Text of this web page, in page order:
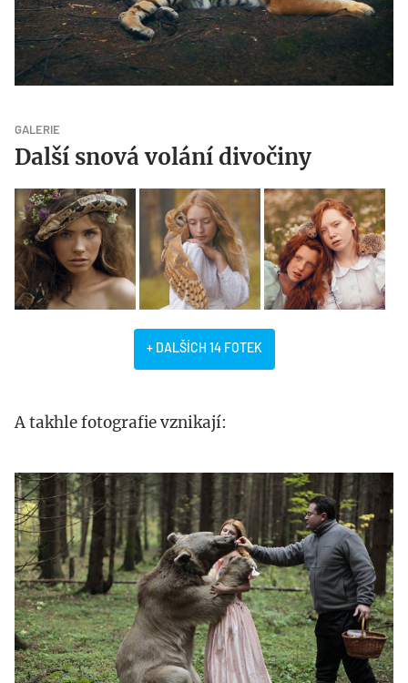
GALERIE
Další snová volání divočiny
+ DALŠÍCH 14 FOTEK
A takhle fotografie vznikají:
jak-
vznikaly.jpg